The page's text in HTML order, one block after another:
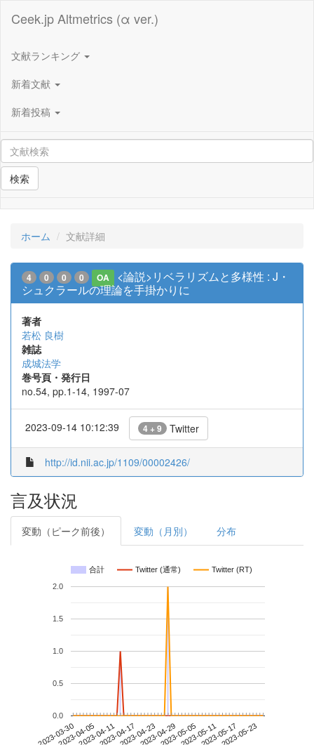
Ceek.jp Altmetrics (α ver.)
文献ランキング
新着文献
新着投稿
検索
ホーム 文献詳細
4 0 0 0 OA
<論説>リベラリズムと多様性 : J・
シュクラールの理論を手掛かりに
著者
若松 良樹
雑誌
成城法学
巻号頁・発行日
no.54, pp.1-14, 1997-07
2023-09-14 10:12:39 4 + 9 Twitter
http://id.nii.ac.jp/1109/00002426/
言及状況
変動（ピーク前後） 変動（月別） 分布
合計 Twitter (通常) Twitter (RT)
2023-03-302023-04-052023-04-112023-04-172023-04-232023-04-292023-05-052023-05-112023-05-172023-05-23
0.0
0.5
1.0
1.5
2.0